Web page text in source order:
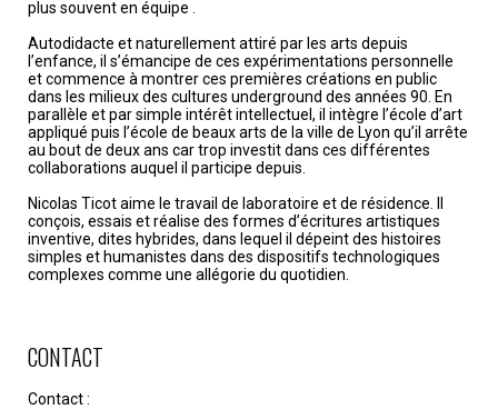
plus souvent en équipe .
Autodidacte et naturellement attiré par les arts depuis
l’enfance, il s’émancipe de ces expérimentations personnelle
et commence à montrer ces premières créations en public
dans les milieux des cultures underground des années 90. En
parallèle et par simple intérêt intellectuel, il intègre l’école d’art
appliqué puis l’école de beaux arts de la ville de Lyon qu’il arrête
au bout de deux ans car trop investit dans ces différentes
collaborations auquel il participe depuis.
Nicolas Ticot aime le travail de laboratoire et de résidence. Il
conçois, essais et réalise des formes d’écritures artistiques
inventive, dites hybrides, dans lequel il dépeint des histoires
simples et humanistes dans des dispositifs technologiques
complexes comme une allégorie du quotidien.
CONTACT
Contact :